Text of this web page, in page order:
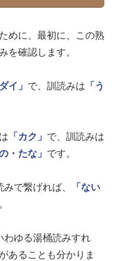
めに、最初に、この熟
を確認します。
イ」 で、訓読みは 「う
「カク」 で、訓読みは
・たな」 です。
で繋げれば、
「ない
わゆる湯桶読みすれ
あることも分かりま